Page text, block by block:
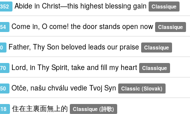
Abide in Christ—this highest blessing gain Classique
Come in, O come! the door stands open now Classique
Father, Thy Son beloved leads our praise Classique
Lord, in Thy Spirit, take and fill my heart Classique
Otče, našu chválu vedie Tvoj Syn Classic (Slovak)
住在主裏面無上的 Classique (詩歌)